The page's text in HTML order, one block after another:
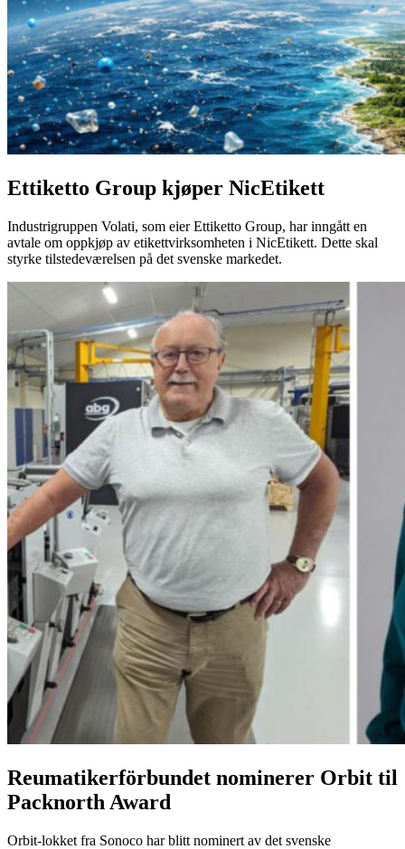
Ettiketto Group kjøper NicEtikett
Industrigruppen Volati, som eier Ettiketto Group, har inngått en
avtale om oppkjøp av etikettvirksomheten i NicEtikett. Dette skal
styrke tilstedeværelsen på det svenske markedet.
Reumatikerförbundet nominerer Orbit til
Packnorth Award
Orbit-lokket fra Sonoco har blitt nominert av det svenske